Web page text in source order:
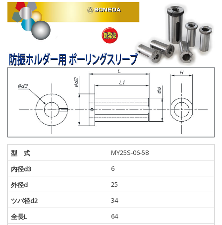
MY25S-06-58
6
25
34
64